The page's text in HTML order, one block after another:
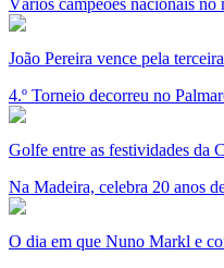
Vários campeões nacionais
João Pereira vence pela
4.º Torneio decorreu no
Golfe entre as festividades da
Na Madeira, celebra 20 anos
O dia em que Nuno Markl e